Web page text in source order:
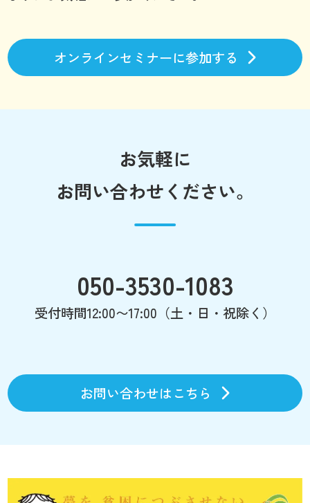
オンラインセミナーに参加する
お気軽に
お問い合わせください。
050-3530-1083
受付時間12:00〜17:00（土・日・祝除く）
お問い合わせはこちら